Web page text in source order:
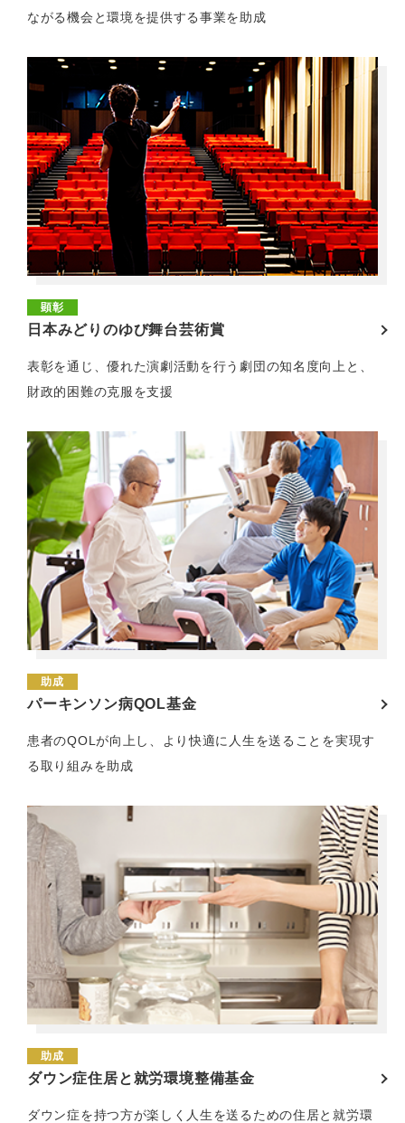
ながる機会と環境を提供する事業を助成
顕彰
日本みどりのゆび舞台芸術賞
表彰を通じ、優れた演劇活動を行う劇団の知名度向上と、
財政的困難の克服を支援
助成
パーキンソン病QOL基金
患者のQOLが向上し、より快適に人生を送ることを実現す
る取り組みを助成
助成
ダウン症住居と就労環境整備基金
ダウン症を持つ方が楽しく人生を送るための住居と就労環